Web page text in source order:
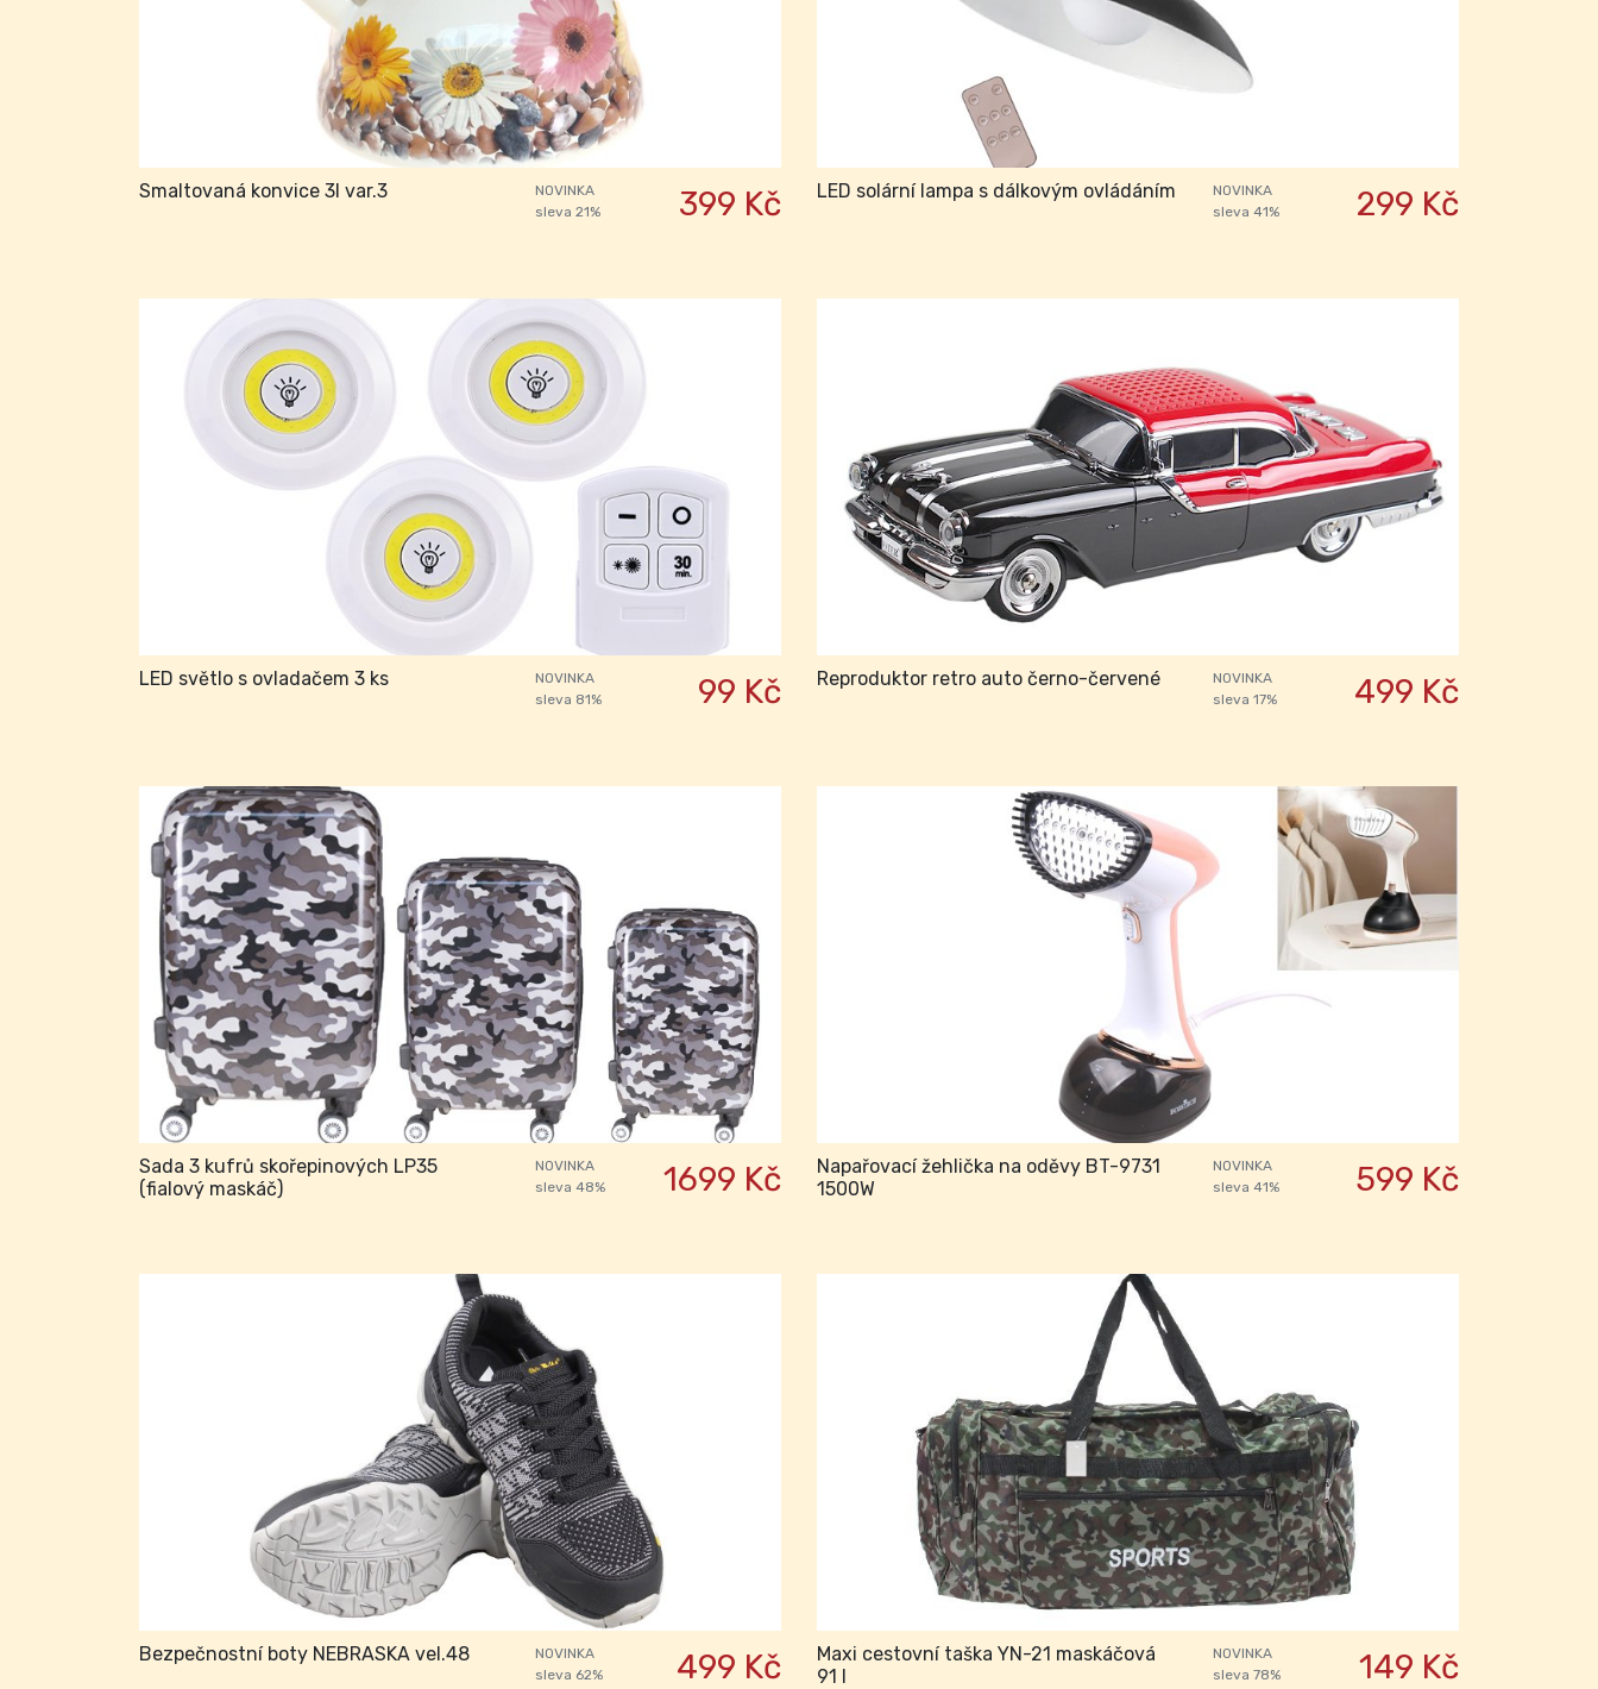
Smaltovaná konvice 3l var.3
NOVINKA
sleva 21%
399 Kč LED solární lampa s dálkovým ovládáním
NOVINKA
sleva 41%
299 Kč
LED světlo s ovladačem 3 ks
NOVINKA
sleva 81%
99 Kč Reproduktor retro auto černo-červené
NOVINKA
sleva 17%
499 Kč
Sada 3 kufrů skořepinových LP35
(fialový maskáč)
NOVINKA
sleva 48%
1699 Kč
Napařovací žehlička na oděvy BT-9731
1500W
NOVINKA
sleva 41%
599 Kč
Bezpečnostní boty NEBRASKA vel.48
NOVINKA
sleva 62%
499 Kč
Maxi cestovní taška YN-21 maskáčová
91 l
NOVINKA
sleva 78%
149 Kč